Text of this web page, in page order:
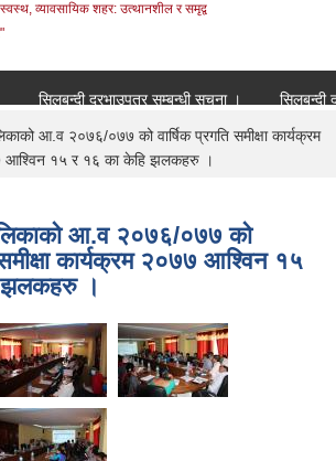
व्यावसायिक शहर: उत्थानशील र समृद्व
सिलबन्दी दरभाउपत्र सम्बन्धी सूचना ।
सिलबन्दी
आ.व २०७६/०७७ को वार्षिक प्रगति समीक्षा कार्यक्रम
आश्विन १५ र १६ का केहि झलकहरु ।
आ.व २०७६/०७७ को
समीक्षा कार्यक्रम २०७७ आश्विन १५
झलकहरु ।